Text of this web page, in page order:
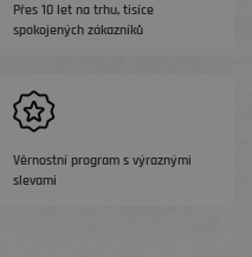
Přes 10 let na trhu, tisíce
spokojených zákazníků
Věrnostní program s výraznými
slevami